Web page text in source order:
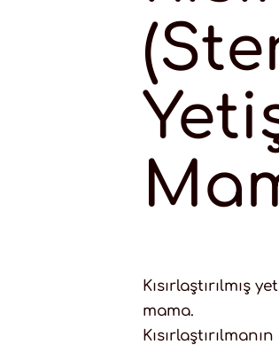
Kısırlaştırılmış
mama.